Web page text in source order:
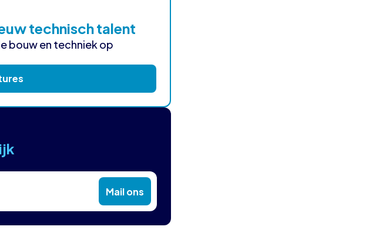
technisch talent
bouw en techniek op
Mail ons